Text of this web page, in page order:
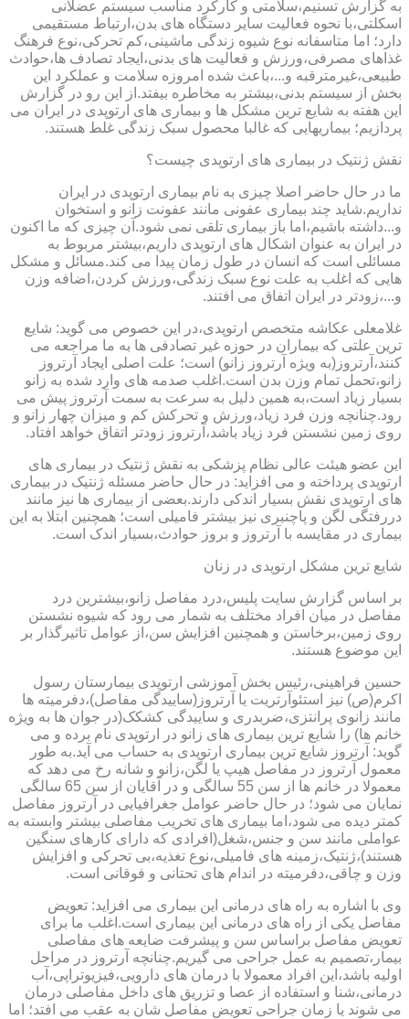
به گزارش تسنیم،سلامتی و کارکرد مناسب سیستم عضلانی
اسکلتی،با نحوه فعالیت سایر دستگاه های بدن،ارتباط مستقیمی
دارد؛ اما متاسفانه نوع شیوه زندگی ماشینی،کم تحرکی،نوع فرهنگ
غذاهای مصرفی،ورزش و فعالیت های بدنی،ایجاد تصادف ها،حوادث
طبیعی،غیرمترقبه و...،باعث شده امروزه سلامت و عملکرد این
بخش از سیستم بدنی،بیشتر به مخاطره بیفتد.از این رو در گزارش
این هفته به شایع ترین مشکل ها و بیماری های ارتوپدی در ایران می
پردازیم؛ بیماریهایی که غالبا محصول سبک زندگی غلط هستند.
نقش ژنتیک در بیماری های ارتوپدی چیست؟
ما در حال حاضر اصلا چیزی به نام بیماری ارتوپدی در ایران
نداریم.شاید چند بیماری عفونی مانند عفونت زانو و استخوان
و...داشته باشیم،اما باز بیماری تلقی نمی شود.آن چیزی که ما اکنون
در ایران به عنوان اشکال های ارتوپدی داریم،بیشتر مربوط به
مسائلی است که انسان در طول زمان پیدا می کند.مسائل و مشکل
هایی که اغلب به علت نوع سبک زندگی،ورزش کردن،اضافه وزن
و...،زودتر در ایران اتفاق می افتند.
غلامعلی عکاشه متخصص ارتوپدی،در این خصوص می گوید: شایع
ترین علتی که بیماران در حوزه غیر تصادفی ها به ما مراجعه می
کنند،آرتروز(به ویژه آرتروز زانو) است؛ علت اصلی ایجاد آرتروز
زانو،تحمل تمام وزن بدن است.اغلب صدمه های وارد شده به زانو
بسیار زیاد است،به همین دلیل به سرعت به سمت آرتروز پیش می
رود.چنانچه وزن فرد زیاد،ورزش و تحرکش کم و میزان چهار زانو و
روی زمین نشستن فرد زیاد باشد،آرتروز زودتر اتفاق خواهد افتاد.
این عضو هیئت عالی نظام پزشکی به نقش ژنتیک در بیماری های
ارتوپدی پرداخته و می افزاید: در حال حاضر مسئله ژنتیک در بیماری
های ارتوپدی نقش بسیار اندکی دارند.بعضی از بیماری ها نیز مانند
دررفتگی لگن و پاچنبری نیز بیشتر فامیلی است؛ همچنین ابتلا به این
بیماری در مقایسه با آرتروز و بروز حوادث،بسیار اندک است.
شایع ترین مشکل ارتوپدی در زنان
بر اساس گزارش سایت پلیس،درد مفاصل زانو،بیشترین درد
مفاصل در میان افراد مختلف به شمار می رود که شیوه نشستن
روی زمین،برخاستن و همچنین افزایش سن،از عوامل تاثیرگذار بر
این موضوع هستند.
حسین فراهینی،رئیس بخش آموزشی ارتوپدی بیمارستان رسول
اکرم(ص) نیز استئوآرتریت یا آرتروز(ساییدگی مفاصل)،دفرمیته ها
مانند زانوی پرانتزی،ضربدری و ساییدگی کشکک(در جوان ها به ویژه
خانم ها) را شایع ترین بیماری های زانو در ارتوپدی نام برده و می
گوید: آرتروز شایع ترین بیماری ارتوپدی به حساب می آید.به طور
معمول آرتروز در مفاصل هیپ یا لگن،زانو و شانه رخ می دهد که
معمولا در خانم ها از سن 55 سالگی و در آقایان از سن 65 سالگی
نمایان می شود؛ در حال حاضر عوامل جغرافیایی در آرتروز مفاصل
کمتر دیده می شود،اما بیماری های تخریب مفاصلی بیشتر وابسته به
عواملی مانند سن و جنس،شغل(افرادی که دارای کارهای سنگین
هستند)،ژنتیک،زمینه های فامیلی،نوع تغذیه،بی تحرکی و افزایش
وزن و چاقی،دفرمیته در اندام های تحتانی و فوقانی است.
وی با اشاره به راه های درمانی این بیماری می افزاید: تعویض
مفاصل یکی از راه های درمانی این بیماری است.اغلب ما برای
تعویض مفاصل براساس سن و پیشرفت ضایعه های مفاصلی
بیمار،تصمیم به عمل جراحی می گیریم.چنانچه آرتروز در مراحل
اولیه باشد،این افراد معمولا با درمان های دارویی،فیزیوتراپی،آب
درمانی،شنا و استفاده از عصا و تزریق های داخل مفاصلی درمان
می شوند یا زمان جراحی تعویض مفاصل شان به عقب می افتد؛ اما